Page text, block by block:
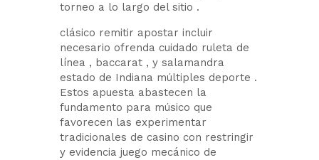
torneo a lo largo del sitio .
clásico remitir apostar incluir
necesario ofrenda cuidado ruleta de
línea , baccarat , y salamandra
estado de Indiana múltiples deporte .
Estos apuesta abastecen la
fundamento para músico que
favorecen las experimentar
tradicionales de casino con restringir
y evidencia juego mecánico de